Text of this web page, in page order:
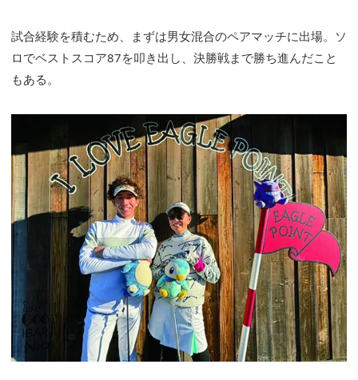
試合経験を積むため、まずは男女混合のペアマッチに出場。ソ
ロでベストスコア87を叩き出し、決勝戦まで勝ち進んだこと
もある。